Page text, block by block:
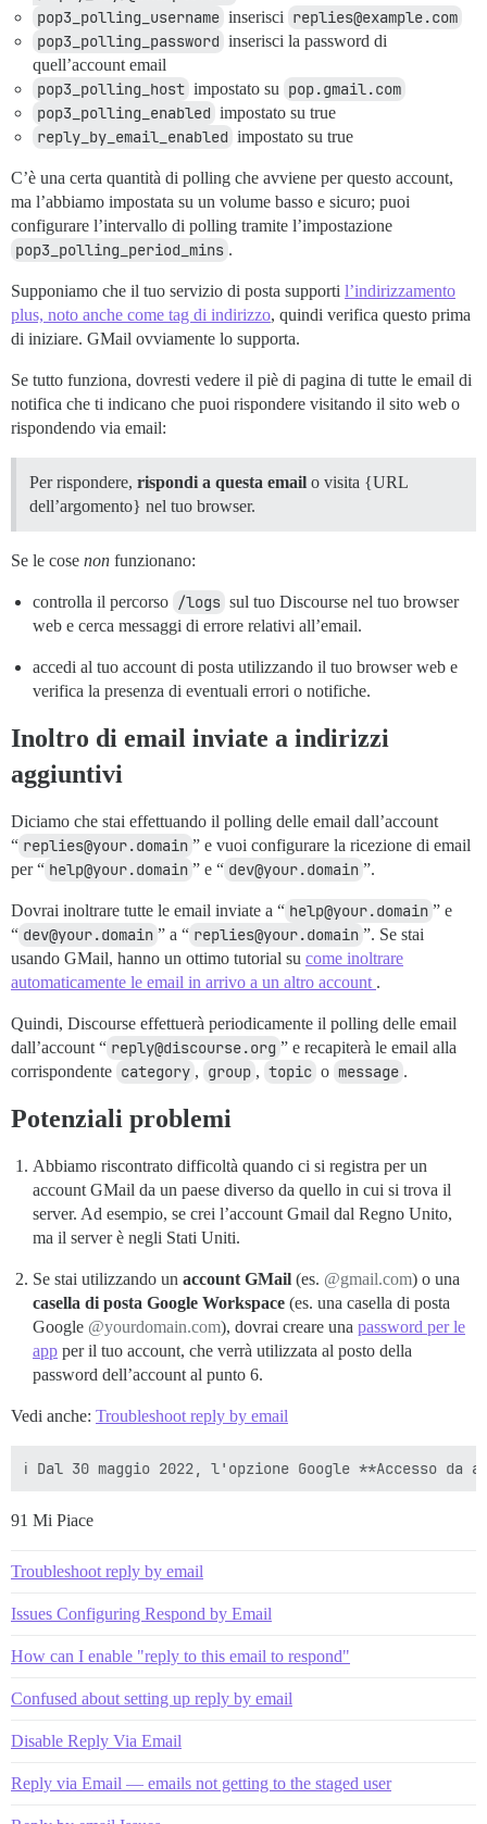
pop3_polling_username inserisci replies@example.com
pop3_polling_password inserisci la password di
quell’account email
pop3_polling_host impostato su pop.gmail.com
pop3_polling_enabled impostato su true
reply_by_email_enabled impostato su true
C’è una certa quantità di polling che avviene per questo account,
ma l’abbiamo impostata su un volume basso e sicuro; puoi
configurare l’intervallo di polling tramite l’impostazione
pop3_polling_period_mins .
Supponiamo che il tuo servizio di posta supporti l’indirizzamento
plus, noto anche come tag di indirizzo, quindi verifica questo prima
di iniziare. GMail ovviamente lo supporta.
Se tutto funziona, dovresti vedere il piè di pagina di tutte le email di
notifica che ti indicano che puoi rispondere visitando il sito web o
rispondendo via email:
Per rispondere, rispondi a questa email o visita {URL
dell’argomento} nel tuo browser.
Se le cose non funzionano:
controlla il percorso /logs sul tuo Discourse nel tuo browser
web e cerca messaggi di errore relativi all’email.
accedi al tuo account di posta utilizzando il tuo browser web e
verifica la presenza di eventuali errori o notifiche.
Inoltro di email inviate a indirizzi
aggiuntivi
Diciamo che stai effettuando il polling delle email dall’account
“ replies@your.domain ” e vuoi configurare la ricezione di email
per “ help@your.domain ” e “ dev@your.domain ”.
Dovrai inoltrare tutte le email inviate a “ help@your.domain ” e
“ dev@your.domain ” a “ replies@your.domain ”. Se stai
usando GMail, hanno un ottimo tutorial su come inoltrare
automaticamente le email in arrivo a un altro account .
Quindi, Discourse effettuerà periodicamente il polling delle email
dall’account “ reply@discourse.org ” e recapiterà le email alla
corrispondente category , group , topic o message .
Potenziali problemi
Abbiamo riscontrato difficoltà quando ci si registra per un
account GMail da un paese diverso da quello in cui si trova il
server. Ad esempio, se crei l’account Gmail dal Regno Unito,
ma il server è negli Stati Uniti.
Se stai utilizzando un account GMail (es. @gmail.com) o una
casella di posta Google Workspace (es. una casella di posta
Google @yourdomain.com), dovrai creare una password per le
app per il tuo account, che verrà utilizzata al posto della
password dell’account al punto 6.
Vedi anche: Troubleshoot reply by email
91 Mi Piace
Troubleshoot reply by email
Issues Configuring Respond by Email
How can I enable "reply to this email to respond"
Confused about setting up reply by email
Disable Reply Via Email
Reply via Email — emails not getting to the staged user